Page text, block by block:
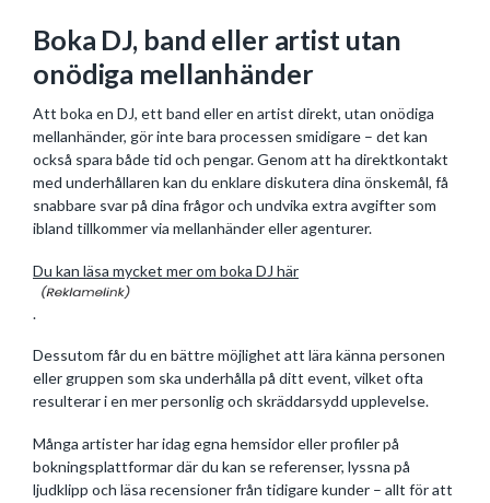
Boka DJ, band eller artist utan
onödiga mellanhänder
Att boka en DJ, ett band eller en artist direkt, utan onödiga
mellanhänder, gör inte bara processen smidigare – det kan
också spara både tid och pengar. Genom att ha direktkontakt
med underhållaren kan du enklare diskutera dina önskemål, få
snabbare svar på dina frågor och undvika extra avgifter som
ibland tillkommer via mellanhänder eller agenturer.
Du kan läsa mycket mer om boka DJ här
.
Dessutom får du en bättre möjlighet att lära känna personen
eller gruppen som ska underhålla på ditt event, vilket ofta
resulterar i en mer personlig och skräddarsydd upplevelse.
Många artister har idag egna hemsidor eller profiler på
bokningsplattformar där du kan se referenser, lyssna på
ljudklipp och läsa recensioner från tidigare kunder – allt för att